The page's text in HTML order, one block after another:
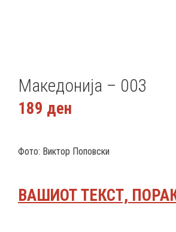
Македонија – 003
189 ден
Фото: Виктор Поповски
ВАШИОТ ТЕКСТ,